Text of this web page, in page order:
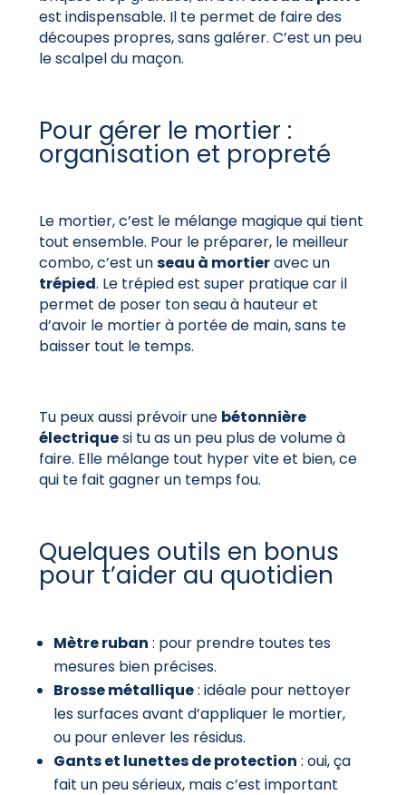
est indispensable. Il te permet de faire des
découpes propres, sans galérer. C’est un peu
le scalpel du maçon.
Pour gérer le mortier :
organisation et propreté
Le mortier, c’est le mélange magique qui tient
tout ensemble. Pour le préparer, le meilleur
combo, c’est unseau à mortieravec un
trépied. Le trépied est super pratique car il
permet de poser ton seau à hauteur et
d’avoir le mortier à portée de main, sans te
baisser tout le temps.
Tu peux aussi prévoir une bétonnière
électriquesi tu as un peu plus de volume à
faire. Elle mélange tout hyper vite et bien, ce
qui te fait gagner un temps fou.
Quelques outils en bonus
pour t’aider au quotidien
Mètre ruban : pour prendre toutes tes
mesures bien précises.
Brosse métallique: idéale pour nettoyer
les surfaces avant d’appliquer le mortier,
ou pour enlever les résidus.
Gants et lunettes de protection : oui, ça
fait un peu sérieux, mais c’est important